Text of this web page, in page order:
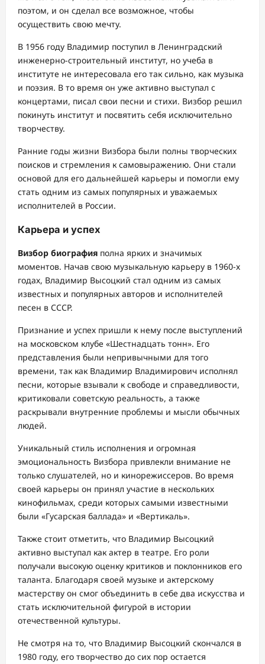
поэтом, и он сделал все возможное, чтобы
осуществить свою мечту.
В 1956 году Владимир поступил в Ленинградский
инженерно-строительный институт, но учеба в
институте не интересовала его так сильно, как музыка
и поэзия. В то время он уже активно выступал с
концертами, писал свои песни и стихи. Визбор решил
покинуть институт и посвятить себя исключительно
творчеству.
Ранние годы жизни Визбора были полны творческих
поисков и стремления к самовыражению. Они стали
основой для его дальнейшей карьеры и помогли ему
стать одним из самых популярных и уважаемых
исполнителей в России.
Карьера и успех
Визбор биография полна ярких и значимых
моментов. Начав свою музыкальную карьеру в 1960-х
годах, Владимир Высоцкий стал одним из самых
известных и популярных авторов и исполнителей
песен в СССР.
Признание и успех пришли к нему после выступлений
на московском клубе «Шестнадцать тонн». Его
представления были непривычными для того
времени, так как Владимир Владимирович исполнял
песни, которые взывали к свободе и справедливости,
критиковали советскую реальность, а также
раскрывали внутренние проблемы и мысли обычных
людей.
Уникальный стиль исполнения и огромная
эмоциональность Визбора привлекли внимание не
только слушателей, но и кинорежиссеров. Во время
своей карьеры он принял участие в нескольких
кинофильмах, среди которых самыми известными
были «Гусарская баллада» и «Вертикаль».
Также стоит отметить, что Владимир Высоцкий
активно выступал как актер в театре. Его роли
получали высокую оценку критиков и поклонников его
таланта. Благодаря своей музыке и актерскому
мастерству он смог объединить в себе два искусства и
стать исключительной фигурой в истории
отечественной культуры.
Не смотря на то, что Владимир Высоцкий скончался в
1980 году, его творчество до сих пор остается